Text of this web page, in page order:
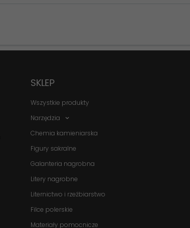
SKLEP
Wszystkie produkty
Narzędzia
Chemia kamieniarska
Figury sakralne
Galanteria nagrobna
Litery nagrobne
Liternictwo i rzeźbiarstwo
Filce polerskie
Materiały pomocnicze